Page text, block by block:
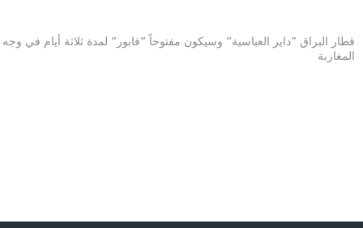
قطار البراق ”داير العباسية” وسيكون مفتوحاً ”فابور” لمدة ثلاثة أيام في وجه
المغاربة